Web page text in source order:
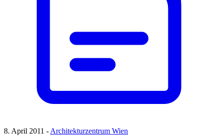
8. April 2011 -Architekturzentrum Wien